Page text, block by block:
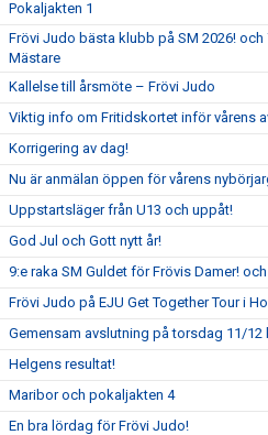
Pokaljakten 1
Frövi Judo bästa klubb på SM 2026! och
Mästare
Kallelse till årsmöte – Frövi Judo
Viktig info om Fritidskortet inför vårens
Korrigering av dag!
Nu är anmälan öppen för vårens
Uppstartsläger från U13 och uppåt!
God Jul och Gott nytt år!
9:e raka SM Guldet för Frövis Damer!
Frövi Judo på EJU Get Together Tour i
Gemensam avslutning på torsdag 11/12
Helgens resultat!
Maribor och pokaljakten 4
En bra lördag för Frövi Judo!